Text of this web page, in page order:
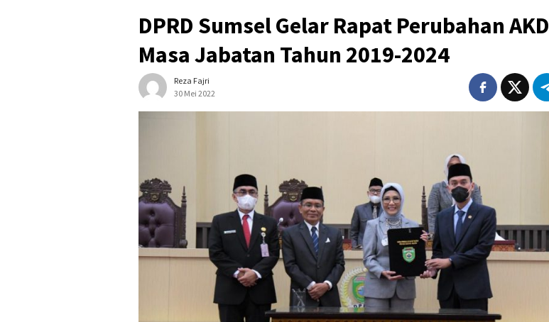
DPRD Sumsel Gelar Rapat Perubahan AKD
Masa Jabatan Tahun 2019-2024
Reza Fajri
30 Mei 2022